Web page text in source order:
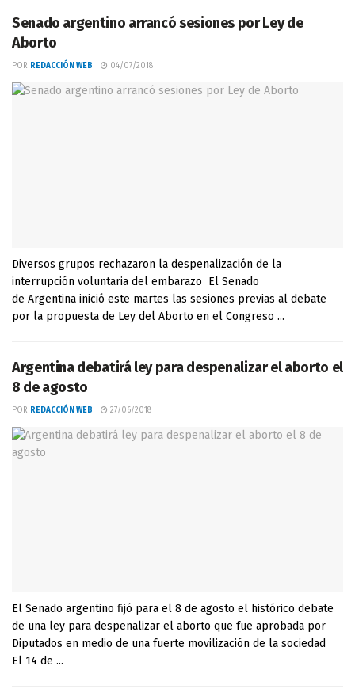
Senado argentino arrancó sesiones por Ley de
Aborto
POR REDACCIÓN WEB 04/07/2018
Diversos grupos rechazaron la despenalización de la
interrupción voluntaria del embarazo El Senado
de Argentina inició este martes las sesiones previas al debate
por la propuesta de Ley del Aborto en el Congreso ...
Argentina debatirá ley para despenalizar el aborto el
8 de agosto
POR REDACCIÓN WEB 27/06/2018
El Senado argentino fijó para el 8 de agosto el histórico debate
de una ley para despenalizar el aborto que fue aprobada por
Diputados en medio de una fuerte movilización de la sociedad
El 14 de ...